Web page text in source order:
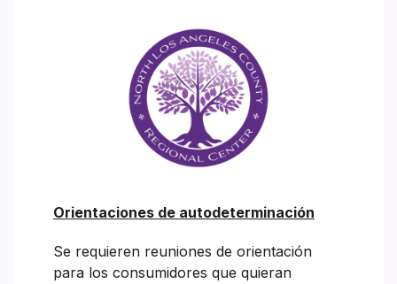
Orientaciones de autodeterminación
Se requieren reuniones de orientación
para los consumidores que quieran